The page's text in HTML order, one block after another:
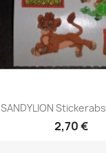
SANDYLION
2,70 €